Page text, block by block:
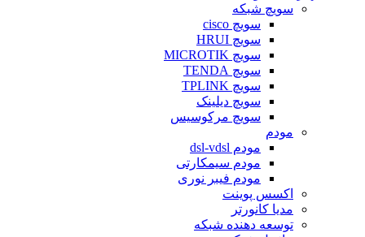
سویچ شبکه
سویچ cisco
سویچ HRUI
سویچ MICROTIK
سویچ TENDA
سویچ TPLINK
سویچ دیلینک
سویچ مرکوسیس
مودم
مودم dsl-vdsl
مودم سیمکارتی
مودم فیبر نوری
اکسس پوینت
مدیا کانورتر
توسعه دهنده شبکه